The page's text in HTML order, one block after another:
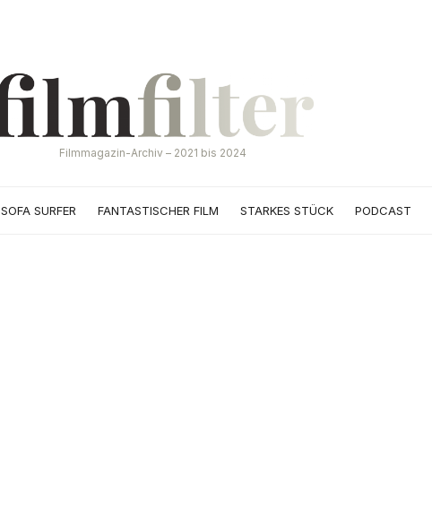
Filmmagazin-Archiv – 2021 bis 2024
SOFA SURFER FANTASTISCHER FILM STARKES STÜCK PODCAST